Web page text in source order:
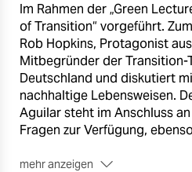
verlag
veranstaltungen
shop
fragen & hilfe
unterstützen
Im Rahmen der „Green
of Transition“ vorgeführt.
Rob Hopkins, Protagonist
Mitbegründer der Transition-
Deutschland und diskutiert
nachhaltige Lebensweisen.
Aguilar steht im Anschluss
Fragen zur Verfügung,
mehr anzeigen